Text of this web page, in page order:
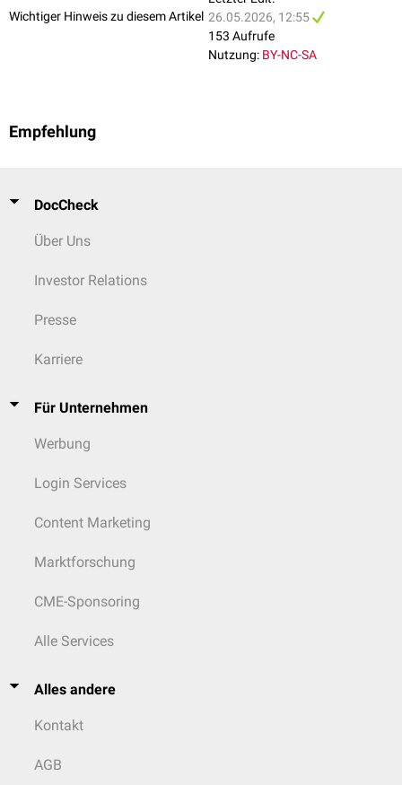
Wichtiger Hinweis zu diesem Artikel 26.05.2026, 12:55
153 Aufrufe
Nutzung: BY-NC-SA
Empfehlung
DocCheck
Über Uns
Investor Relations
Presse
Karriere
Für Unternehmen
Werbung
Login Services
Content Marketing
Marktforschung
CME-Sponsoring
Alle Services
Alles andere
Kontakt
AGB